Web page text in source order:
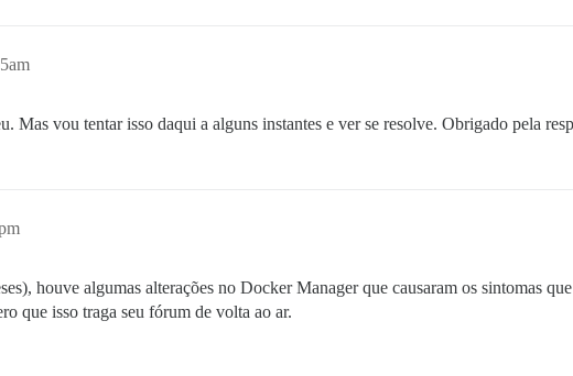
Mas vou tentar isso daqui a alguns instantes e ver se resolve. Obrigado pela
houve algumas alterações no Docker Manager que causaram os sintomas
que isso traga seu fórum de volta ao ar.